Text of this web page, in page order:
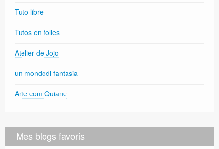
Tuto libre
Tutos en folies
Atelier de Jojo
un mondodi fantasia
Arte com Quiane
Mes blogs favoris